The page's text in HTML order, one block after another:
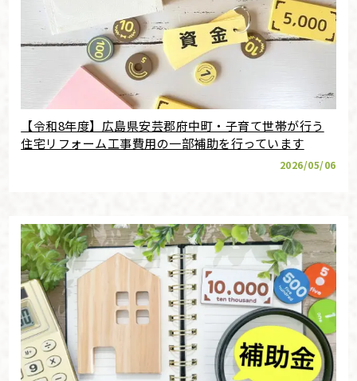
【令和8年度】広島県安芸郡府中町・子育て世帯が行う
住宅リフォーム工事費用の一部補助を行っています
2026/05/06